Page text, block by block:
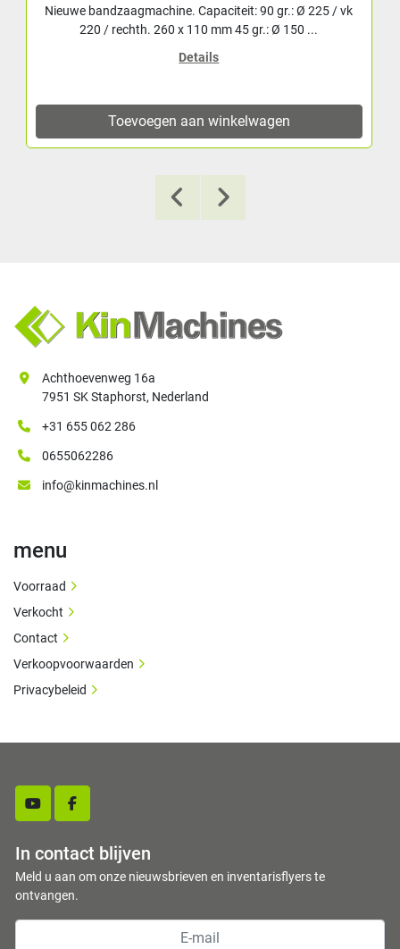
Nieuwe bandzaagmachine. Capaciteit: 90 gr.: Ø 225 / vk
220 / rechth. 260 x 110 mm 45 gr.: Ø 150 ...
Details
Toevoegen aan winkelwagen
youtubefacebook
In contact blijven
Meld u aan om onze nieuwsbrieven en inventarisflyers te
ontvangen.
Achthoevenweg 16a
7951 SK Staphorst, Nederland
+31 655 062 286
0655062286
info@kinmachines.nl
menu
Voorraad
Verkocht
Contact
Verkoopvoorwaarden
Privacybeleid